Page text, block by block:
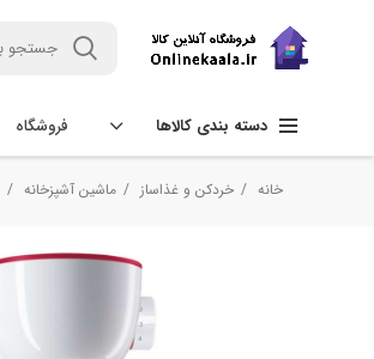
دسته بندی کالاها فروشگاه
خانه خردکن و غذاساز ماشین آشپزخانه